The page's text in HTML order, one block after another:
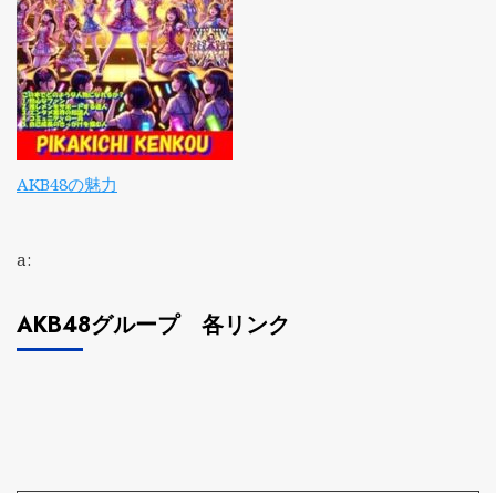
AKB48の魅力
a:
AKB48グループ 各リンク